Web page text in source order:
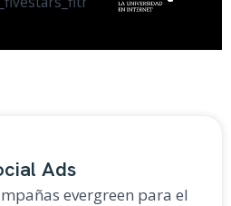
Ads
evergreen para el